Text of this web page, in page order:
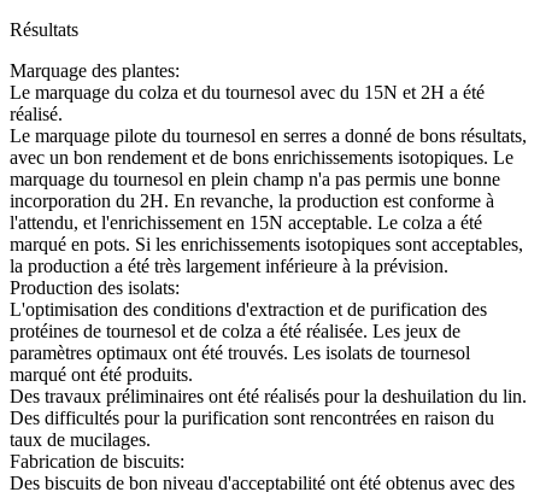
Résultats
Marquage des plantes:
Le marquage du colza et du tournesol avec du 15N et 2H a été
réalisé.
Le marquage pilote du tournesol en serres a donné de bons résultats,
avec un bon rendement et de bons enrichissements isotopiques. Le
marquage du tournesol en plein champ n'a pas permis une bonne
incorporation du 2H. En revanche, la production est conforme à
l'attendu, et l'enrichissement en 15N acceptable. Le colza a été
marqué en pots. Si les enrichissements isotopiques sont acceptables,
la production a été très largement inférieure à la prévision.
Production des isolats:
L'optimisation des conditions d'extraction et de purification des
protéines de tournesol et de colza a été réalisée. Les jeux de
paramètres optimaux ont été trouvés. Les isolats de tournesol
marqué ont été produits.
Des travaux préliminaires ont été réalisés pour la deshuilation du lin.
Des difficultés pour la purification sont rencontrées en raison du
taux de mucilages.
Fabrication de biscuits:
Des biscuits de bon niveau d'acceptabilité ont été obtenus avec des